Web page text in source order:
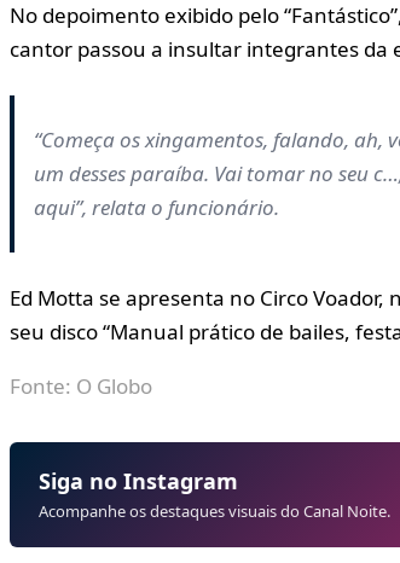
No depoimento exibido pelo
cantor passou a insultar integrantes da
“Começa os xingamentos, falando, ah,
um desses paraíba. Vai tomar no seu
aqui”, relata o funcionário.
Ed Motta se apresenta no Circo
seu disco “Manual prático de bailes,
Fonte: O Globo
Siga no Instagram
Acompanhe os destaques visuais do Canal Noite.